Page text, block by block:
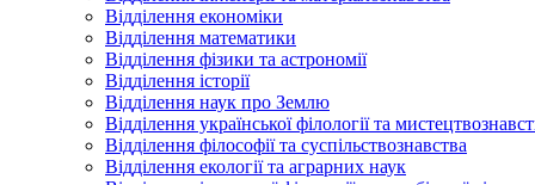
Відділення економіки
Відділення математики
Відділення фізики та астрономії
Відділення історії
Відділення наук про Землю
Відділення української філології та
Відділення філософії та суспільствознавства
Відділення екології та аграрних наук